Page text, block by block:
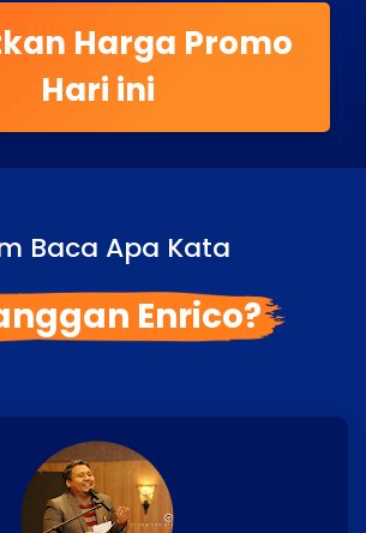
Harga Promo
Hari ini
Baca Apa Kata
Enrico?